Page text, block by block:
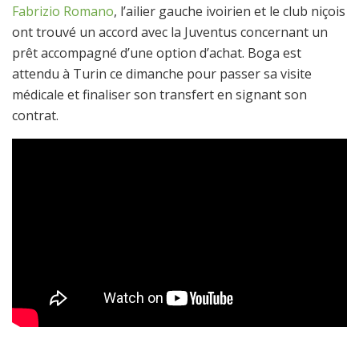
Fabrizio Romano, l’ailier gauche ivoirien et le club niçois
ont trouvé un accord avec la Juventus concernant un
prêt accompagné d’une option d’achat. Boga est
attendu à Turin ce dimanche pour passer sa visite
médicale et finaliser son transfert en signant son
contrat.